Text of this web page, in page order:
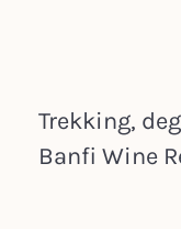
Trekking,
Banfi Wine